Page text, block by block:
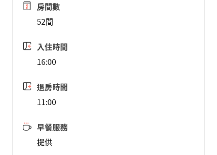
房間數
52間
入住時間
16:00
退房時間
11:00
早餐服務
提供